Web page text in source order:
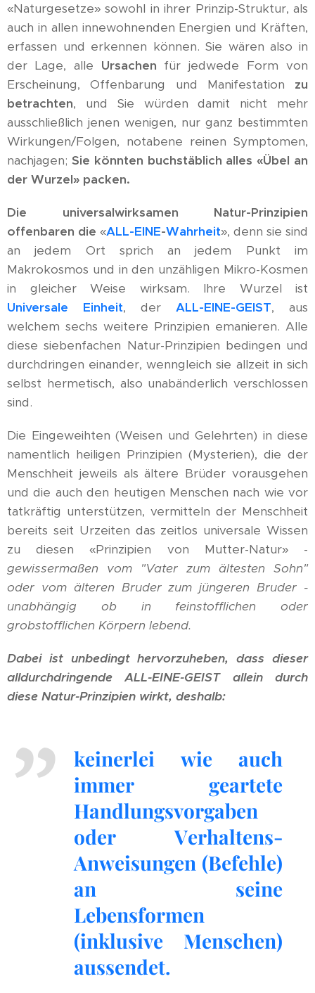
«Naturgesetze» sowohl in ihrer Prinzip-Struktur, als
auch in allen innewohnenden Energien und Kräften,
erfassen und erkennen können. Sie wären also in
der Lage, alle Ursachen für jedwede Form von
Erscheinung, Offenbarung und Manifestation zu
betrachten, und Sie würden damit nicht mehr
ausschließlich jenen wenigen, nur ganz bestimmten
Wirkungen/Folgen, notabene reinen Symptomen,
nachjagen; Sie könnten buchstäblich alles «Übel an
der Wurzel» packen.
Die universalwirksamen Natur-Prinzipien
offenbaren die «ALL-EINE-Wahrheit», denn sie sind
an jedem Ort sprich an jedem Punkt im
Makrokosmos und in den unzähligen Mikro-Kosmen
in gleicher Weise wirksam. Ihre Wurzel ist
Universale Einheit, der ALL-EINE-GEIST, aus
welchem sechs weitere Prinzipien emanieren. Alle
diese siebenfachen Natur-Prinzipien bedingen und
durchdringen einander, wenngleich sie allzeit in sich
selbst hermetisch, also unabänderlich verschlossen
sind.
Die Eingeweihten (Weisen und Gelehrten) in diese
namentlich heiligen Prinzipien (Mysterien), die der
Menschheit jeweils als ältere Brüder vorausgehen
und die auch den heutigen Menschen nach wie vor
tatkräftig unterstützen, vermitteln der Menschheit
bereits seit Urzeiten das zeitlos universale Wissen
zu diesen «Prinzipien von Mutter-Natur» -
gewissermaßen vom "Vater zum ältesten Sohn"
oder vom älteren Bruder zum jüngeren Bruder -
unabhängig ob in feinstofflichen oder
grobstofflichen Körpern lebend.
Dabei ist unbedingt hervorzuheben, dass dieser
alldurchdringende ALL-EINE-GEIST allein durch
diese Natur-Prinzipien wirkt, deshalb:
keinerlei wie auch
immer geartete
Handlungsvorgaben
oder Verhaltens-
Anweisungen (Befehle)
an seine
Lebensformen
(inklusive Menschen)
aussendet.